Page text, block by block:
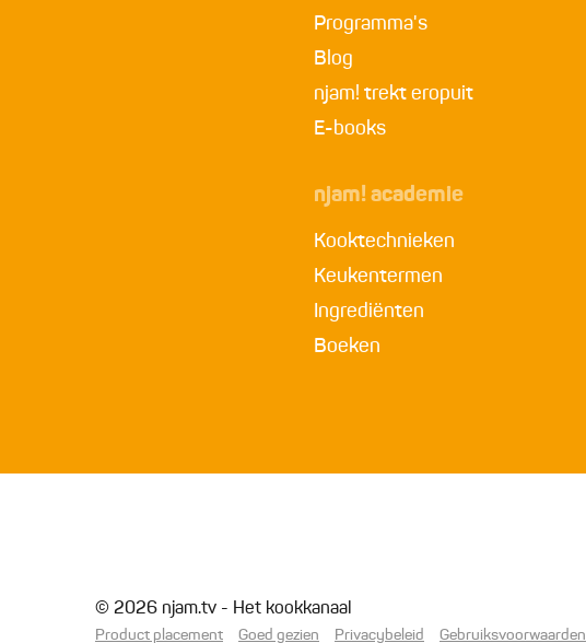
Programma's
Blog
njam! trekt eropuit
E-books
njam! academie
Kooktechnieken
Keukentermen
Ingrediënten
Boeken
© 2026 njam.tv - Het kookkanaal
Product placement Goed gezien Privacybeleid Gebruiksvoorwaarden